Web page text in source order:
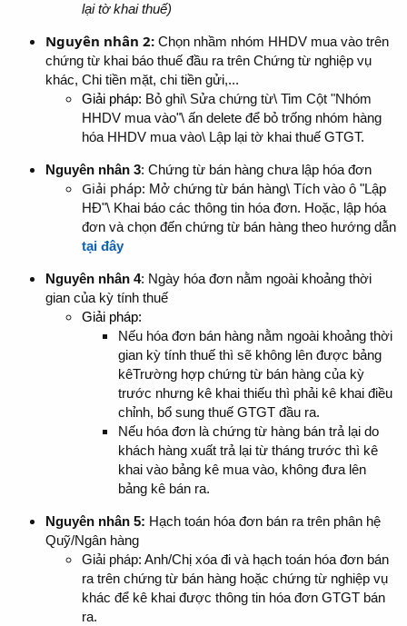
lại tờ khai thuế)
Nguyên nhân 2: Chọn nhầm nhóm HHDV mua vào trên
chứng từ khai báo thuế đầu ra trên Chứng từ nghiệp vụ
khác, Chi tiền mặt, chi tiền gửi,...
Giải pháp: Bỏ ghi\ Sửa chứng từ\ Tim Cột "Nhóm
HHDV mua vào"\ ấn delete để bỏ trống nhóm hàng
hóa HHDV mua vào\ Lập lại tờ khai thuế GTGT.
Nguyên nhân 3: Chứng từ bán hàng chưa lập hóa đơn
Giải pháp: Mở chứng từ bán hàng\ Tích vào ô "Lập
HĐ"\ Khai báo các thông tin hóa đơn. Hoặc, lập hóa
đơn và chọn đến chứng từ bán hàng theo hướng dẫn
tại đây
Nguyên nhân 4: Ngày hóa đơn nằm ngoài khoảng thời
gian của kỳ tính thuế
Giải pháp:
Nếu hóa đơn bán hàng nằm ngoài khoảng thời
gian kỳ tính thuế thì sẽ không lên được bảng
kêTrường hợp chứng từ bán hàng của kỳ
trước nhưng kê khai thiếu thì phải kê khai điều
chỉnh, bổ sung thuế GTGT đầu ra.
Nếu hóa đơn là chứng từ hàng bán trả lại do
khách hàng xuất trả lại từ tháng trước thì kê
khai vào bảng kê mua vào, không đưa lên
bảng kê bán ra.
Nguyên nhân 5: Hạch toán hóa đơn bán ra trên phân hệ
Quỹ/Ngân hàng
Giải pháp: Anh/Chị xóa đi và hạch toán hóa đơn bán
ra trên chứng từ bán hàng hoặc chứng từ nghiệp vụ
khác để kê khai được thông tin hóa đơn GTGT bán
ra.